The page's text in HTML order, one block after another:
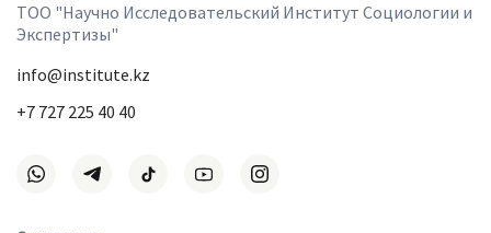
ТОО "Научно Исследовательский Институт Социологии и
Экспертизы"
info@institute.kz
+7 727 225 40 40